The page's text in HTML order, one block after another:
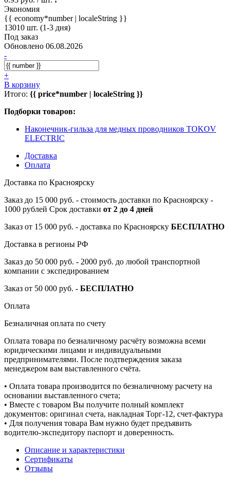
Экономия
{{ economy*number | localeString }}
13010 шт. (1-3 дня)
Под заказ
Обновлено 06.08.2026
-
+
В корзину
Итого: {{ price*number | localeString }}
Подборки товаров:
Наконечник-гильза для медных проводников TOKOV
ELECTRIC
Доставка
Оплата
Доставка по Красноярску
Заказ до 15 000 руб. - стоимость доставки по Красноярску -
1000 рублей Срок доставки от 2 до 4 дней
Заказ от 15 000 руб. - доставка по Красноярску БЕСПЛАТНО
Доставка в регионы РФ
Заказ до 50 000 руб. - 2000 руб. до любой транспортной
компании с экспедированием
Заказ от 50 000 руб. - БЕСПЛАТНО
Оплата
Безналичная оплата по счету
Оплата товара по безналичному расчёту возможна всеми
юридическими лицами и индивидуальными
предпринимателями. После подтверждения заказа
менеджером вам выставленного счёта.
• Оплата товара производится по безналичному расчету на
основании выставленного счета;
• Вместе с товаром Вы получите полный комплект
документов: оригинал счета, накладная Торг-12, счет-фактура
• Для получения товара Вам нужно будет предъявить
водителю-экспедитору паспорт и доверенность.
Описание и характеристики
Сертификаты
Отзывы